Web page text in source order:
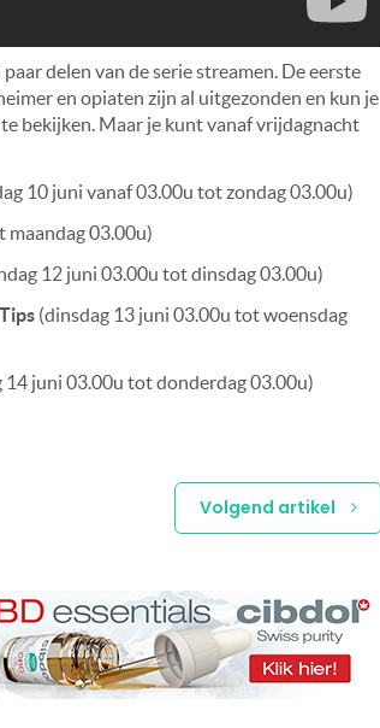
delen van de serie streamen. De eerste
en opiaten zijn al uitgezonden en kun je
bekijken. Maar je kunt vanaf vrijdagnacht
10 juni vanaf 03.00u tot zondag 03.00u)
maandag 03.00u)
12 juni 03.00u tot dinsdag 03.00u)
(dinsdag 13 juni 03.00u tot woensdag
14 juni 03.00u tot donderdag 03.00u)
Volgend artikel